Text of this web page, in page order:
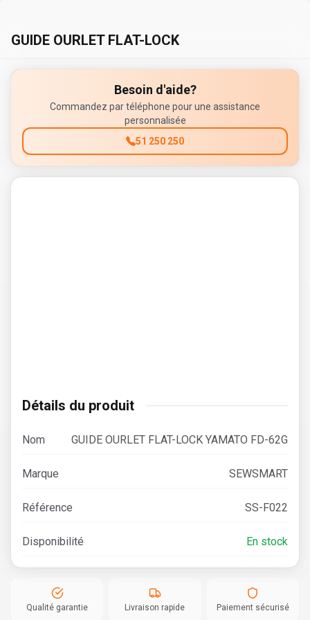
GUIDE OURLET FLAT-LOCK
Besoin d'aide?
Commandez par téléphone pour une assistance
personnalisée
51 250 250
Détails du produit
Nom GUIDE OURLET FLAT-LOCK YAMATO FD-62G
Marque SEWSMART
Référence SS-F022
Disponibilité En stock
Qualité garantie Livraison rapide Paiement sécurisé